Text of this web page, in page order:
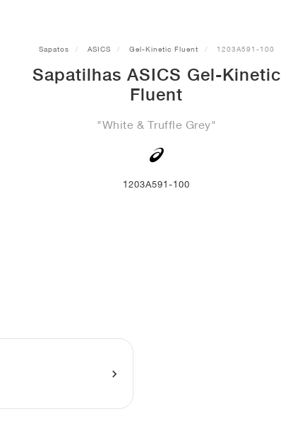
Sapatos ASICS Gel-Kinetic Fluent 1203A591-100
Sapatilhas ASICS Gel-Kinetic
Fluent
"White & Truffle Grey"
1203A591-100